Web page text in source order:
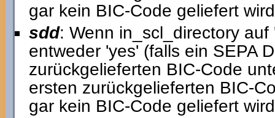
gar kein BIC-Code geliefert
sdd: Wenn in_scl_directory
entweder 'yes' (falls ein SEPA
zurückgelieferten BIC-Code
ersten zurückgelieferten BIC-
gar kein BIC-Code geliefert